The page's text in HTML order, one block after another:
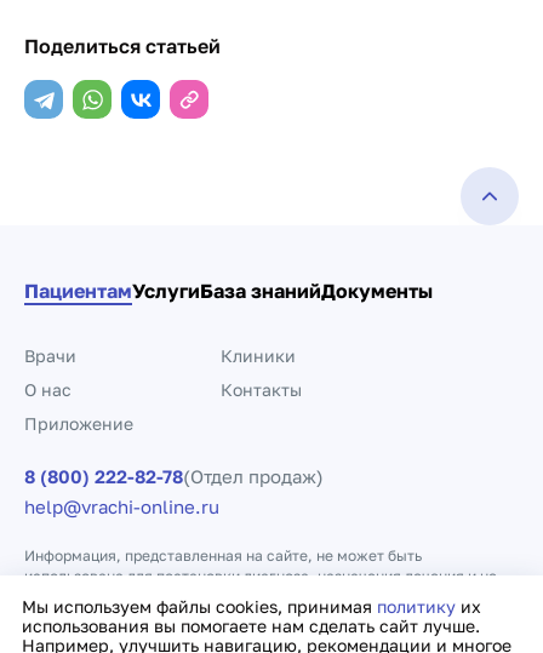
Поделиться статьей
Мы используем файлы cookies, принимая политику их
использования вы помогаете нам сделать сайт лучше.
Например, улучшить навигацию, рекомендации и многое
ПациентамУслугиБаза знанийДокументы
Врачи
Клиники
О нас
Контакты
Приложение
8 (800) 222-82-78(Отдел продаж)
help@vrachi-online.ru
Информация, представленная на сайте, не может быть
использована для постановки диагноза, назначения лечения и не
заменяет прием врача.